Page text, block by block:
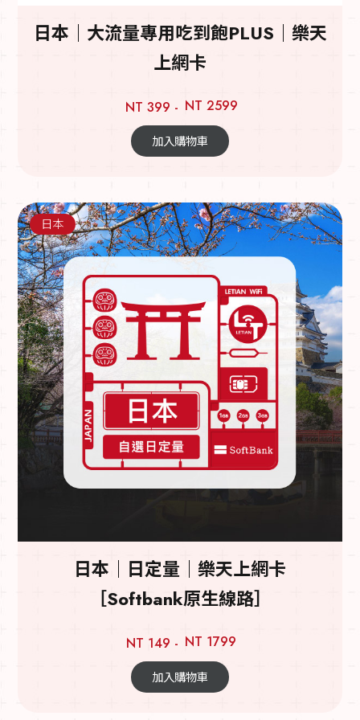
日本｜大流量專用吃到飽PLUS｜樂天
上網卡
NT 399 - NT 2599
加入購物車
日本
日本｜日定量｜樂天上網卡
［Softbank原生線路］
NT 149 - NT 1799
加入購物車